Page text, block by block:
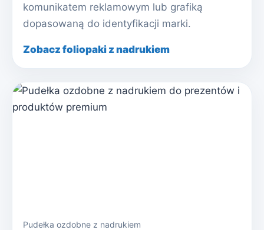
komunikatem reklamowym lub grafiką
dopasowaną do identyfikacji marki.
Zobacz foliopaki z nadrukiem
Pudełka ozdobne z nadrukiem